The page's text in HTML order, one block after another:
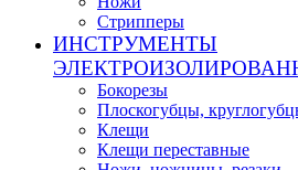
Стрипперы
ИНСТРУМЕНТЫ
Бокорезы
Плоскогубцы,
Клещи
Клещи переставные